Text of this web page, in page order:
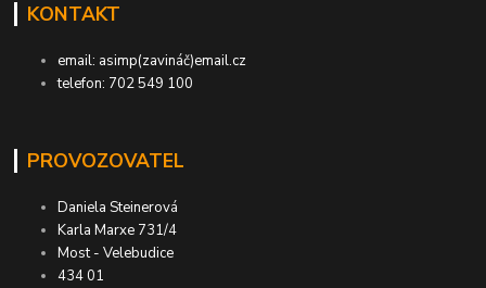
KONTAKT
email: asimp(zavináč)email.cz
telefon: 702 549 100
PROVOZOVATEL
Daniela Steinerová
Karla Marxe 731/4
Most - Velebudice
434 01